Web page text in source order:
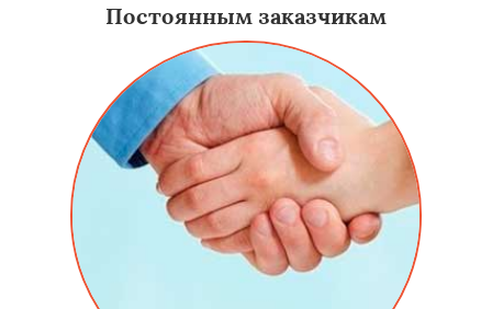
Постоянным заказчикам